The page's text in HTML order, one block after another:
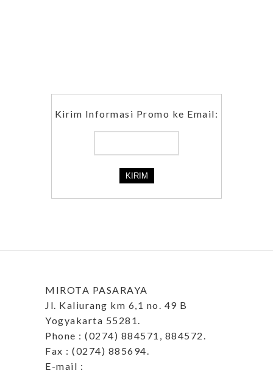
Kirim Informasi Promo ke Email:
MIROTA PASARAYA
Jl. Kaliurang km 6,1 no. 49 B
Yogyakarta 55281.
Phone : (0274) 884571, 884572.
Fax : (0274) 885694.
E-mail :